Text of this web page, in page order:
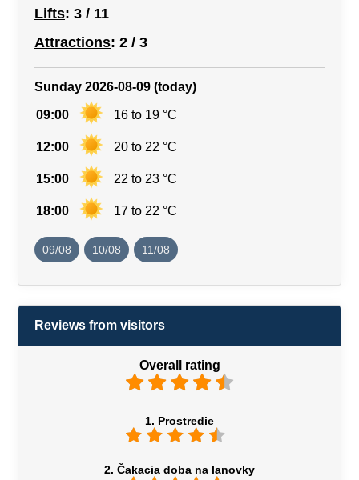
Lifts: 3 / 11
Attractions: 2 / 3
Sunday 2026-08-09 (today)
09:00 16 to 19 °C
12:00 20 to 22 °C
15:00 22 to 23 °C
18:00 17 to 22 °C
09/08 10/08 11/08
Reviews from visitors
Overall rating
1. Prostredie
2. Čakacia doba na lanovky